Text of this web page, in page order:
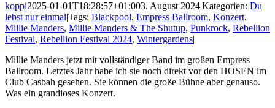
koppi2025-01-01T18:28:57+01:003. August 2024|Kategorien: Du
lebst nur einmal|Tags: Blackpool, Empress Ballroom, Konzert,
Millie Manders, Millie Manders & The Shutup, Punkrock, Rebellion
Festival, Rebellion Festival 2024, Wintergardens|
Millie Manders jetzt mit vollständiger Band im großen Empress
Ballroom. Letztes Jahr habe ich sie noch direkt vor den HOSEN im
Club Casbah gesehen. Sie können die große Bühne aber genauso.
Was ein grandioses Konzert.